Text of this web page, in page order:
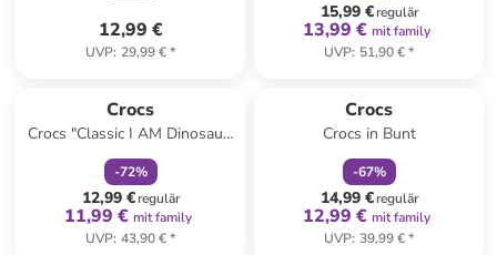
12,99 €
UVP: 29,99 €*
15,99 €regulär
13,99 € mit family
UVP: 51,90 €*
Crocs
Crocs "Classic I AM Dinosaur"
in Grün
-72%
12,99 €regulär
11,99 € mit family
UVP: 43,90 €*
Crocs
Crocs in Bunt
-67%
14,99 €regulär
12,99 € mit family
UVP: 39,99 €*